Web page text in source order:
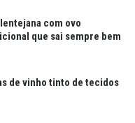
com ovo
que sai sempre bem
de vinho tinto de tecidos